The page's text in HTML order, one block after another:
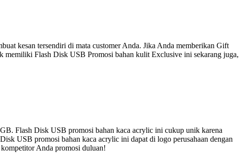
kesan tersendiri di mata customer Anda. Jika Anda memberikan Gift
Flash Disk USB Promosi bahan kulit Exclusive ini sekarang juga,
Flash Disk USB promosi bahan kaca acrylic ini cukup unik karena
USB promosi bahan kaca acrylic ini dapat di logo perusahaan dengan
Anda promosi duluan!